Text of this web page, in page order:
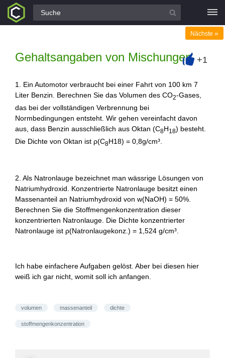
Alle Fragen
Gehaltsangaben von Mischungen
Nächste »
+1
1. Ein Automotor verbraucht bei einer Fahrt von 100 km 7
Liter Benzin. Berechnen Sie das Volumen des CO2-Gases,
das bei der vollständigen Verbrennung bei
Normbedingungen entsteht. Wir gehen vereinfacht davon
aus, dass Benzin ausschließlich aus Oktan (C8H18) besteht.
Die Dichte von Oktan ist ρ(C8H18) = 0,8g/cm³.
2. Als Natronlauge bezeichnet man wässrige Lösungen von
Natriumhydroxid. Konzentrierte Natronlauge besitzt einen
Massenanteil an Natriumhydroxid von w(NaOH) = 50%.
Berechnen Sie die Stoffmengenkonzentration dieser
konzentrierten Natronlauge. Die Dichte konzentrierter
Natronlauge ist ρ(Natronlaugekonz.) = 1,524 g/cm³.
Ich habe einfachere Aufgaben gelöst. Aber bei diesen hier
weiß ich gar nicht, womit soll ich anfangen.
volumen massenanteil dichte
stoffmengenkonzentration